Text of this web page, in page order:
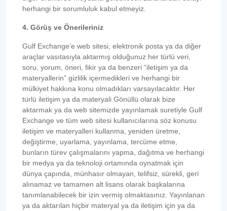
herhangi bir sorumluluk kabul etmeyiz.
4. Görüş ve Önerileriniz
Gulf Exchange’e web sitesi, elektronik posta ya da diğer
araçlar vasıtasıyla aktarmış olduğunuz her türlü veri,
soru, yorum, öneri, fikir ya da benzeri “iletişim ya da
materyallerin” gizlilik içermedikleri ve herhangi bir
mülkiyet hakkına konu olmadıkları varsayılacaktır. Her
türlü iletişim ya da materyali Gönüllü olarak bize
aktarmak ya da web sitemizde yayınlamak suretiyle Gulf
Exchange ve tüm web sitesi kullanıcılarına söz konusu
iletişim ve materyalleri kullanma, yeniden üretme,
değiştirme, uyarlama, yayınlama, tercüme etme,
bunların türev çalışmalarını yapma, dağıtma ve herhangi
bir medya ya da teknoloji ortamında oynatmak için
dünya çapında, münhasır olmayan, telifsiz, sürekli, geri
alınamaz ve tamamen alt lisans olarak başkalarına
tanımlanabilecek bir izin vermiş olmaktasınız. Yayınlanan
ya da aktarılan hiçbir materyal ya da iletişim için ya da